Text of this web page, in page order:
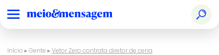
Início ▸Gente ▸Vetor Zero contrata diretor de cena